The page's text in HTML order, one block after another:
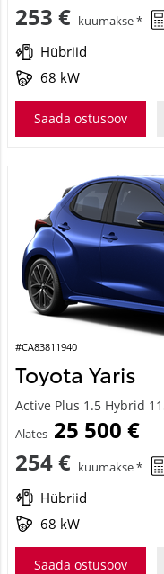
253 € kuumakse *
Hübriid
68 kW
Saada ostusoov
#CA83811940
Toyota Yaris
Active Plus 1.5 Hybrid
Alates 25 500 €
254 € kuumakse *
Hübriid
68 kW
Saada ostusoov